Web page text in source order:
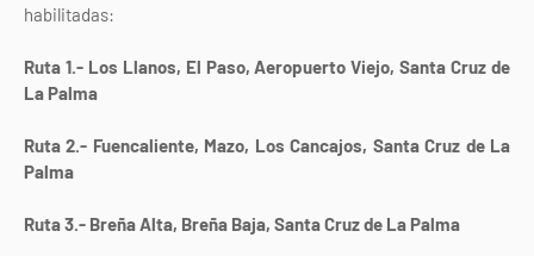
habilitadas:
Ruta 1.- Los Llanos, El Paso, Aeropuerto Viejo, Santa Cruz de
La Palma
Ruta 2.- Fuencaliente, Mazo, Los Cancajos, Santa Cruz de La
Palma
Ruta 3.- Breña Alta, Breña Baja, Santa Cruz de La Palma